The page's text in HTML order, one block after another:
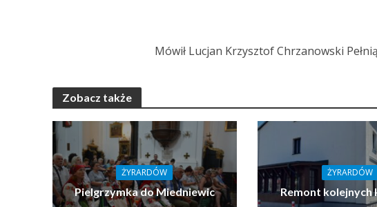
Mówił Lucjan Krzysztof Chrzanowski
Zobacz także
ŻYRARDÓW
Pielgrzymka do Miedniewic
ŻYRARDÓW
Remont kolejnych